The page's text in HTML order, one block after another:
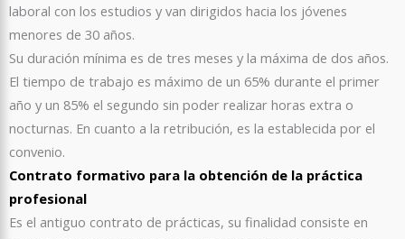
laboral con los estudios y van dirigidos hacia los jóvenes
menores de 30 años.
Su duración mínima es de tres meses y la máxima de dos años.
El tiempo de trabajo es máximo de un 65% durante el primer
año y un 85% el segundo sin poder realizar horas extra o
nocturnas. En cuanto a la retribución, es la establecida por el
convenio.
Contrato formativo para la obtención de la práctica
profesional
Es el antiguo contrato de prácticas, su finalidad consiste en